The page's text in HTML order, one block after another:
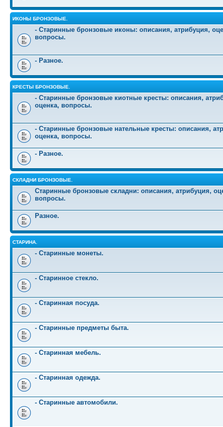
ИКОНЫ БРОНЗОВЫЕ.
- Старинные бронзовые иконы: описания, атрибуция,
вопросы.
- Разное.
КРЕСТЫ БРОНЗОВЫЕ.
- Старинные бронзовые киотные кресты: описания,
оценка, вопросы.
- Старинные бронзовые нательные кресты: описания,
оценка, вопросы.
- Разное.
СКЛАДНИ БРОНЗОВЫЕ.
Старинные бронзовые складни: описания, атрибуция,
вопросы.
Разное.
СТАРИНА.
- Старинные монеты.
- Старинное стекло.
- Старинная посуда.
- Старинные предметы быта.
- Старинная мебель.
- Старинная одежда.
- Старинные автомобили.